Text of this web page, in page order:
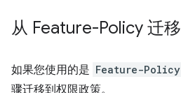
从 Feature-Policy 迁移
如果您使用的是 Feature-Policy
骤迁移到权限政策。